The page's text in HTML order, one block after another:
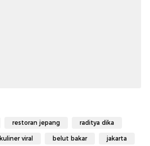
restoran jepang raditya dika
kuliner viral belut bakar jakarta